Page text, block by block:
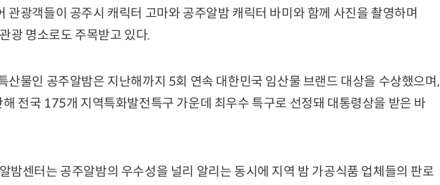
관광객들이 공주시 캐릭터 고마와 공주알밤 캐릭터 바미 와 함께 사진을 촬영하며
광 명소로도 주목받고 있다.
산물인 공주알밤은 지난해까지 5회 연속 대한민국 임산물 브랜드 대상을 수상했으며,
전국 175개 지역특화발전특구 가운데 최우수 특구로 선정돼 대통령상을 받은 바
밤센터는 공주알밤의 우수성을 널리 알리는 동시에 지역 밤 가공식품 업체들의 판로